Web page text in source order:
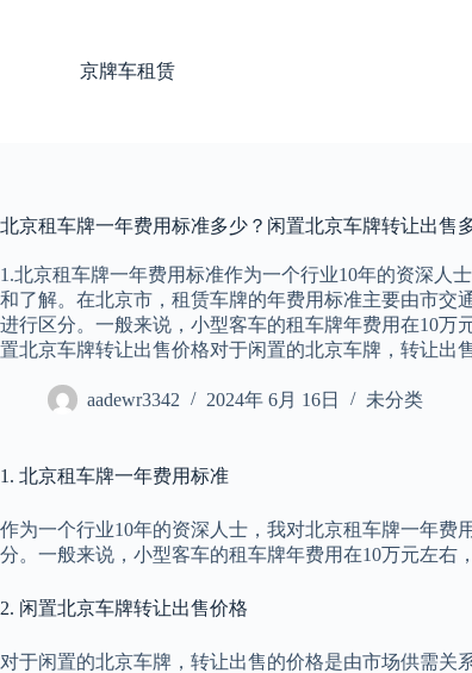
京牌车租赁
北京租车牌一年费用标准多少？闲置北京车牌转让出售
1.北京租车牌一年费用标准作为一个行业10年的资深人
和了解。在北京市，租赁车牌的年费用标准主要由市交
进行区分。一般来说，小型客车的租车牌年费用在10万
置北京车牌转让出售价格对于闲置的北京车牌，转让出
aadewr3342 2024年 6月 16日 未分类
1. 北京租车牌一年费用标准
作为一个行业10年的资深人士，我对北京租车牌一年
分。一般来说，小型客车的租车牌年费用在10万元左右
2. 闲置北京车牌转让出售价格
对于闲置的北京车牌，转让出售的价格是由市场供需